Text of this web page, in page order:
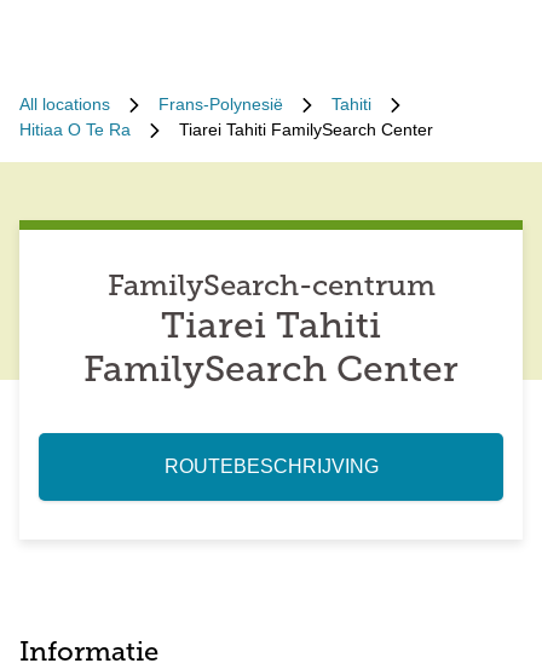
All locations Frans-Polynesië
Tahiti
Hitiaa O Te Ra
Tiarei Tahiti FamilySearch Center
FamilySearch-centrum
Tiarei Tahiti
FamilySearch Center
ROUTEBESCHRIJVING
Informatie